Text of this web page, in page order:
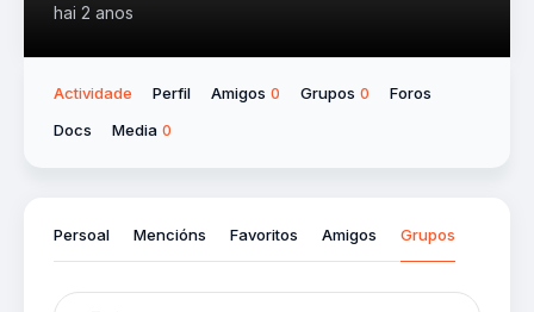
hai 2 anos
Actividade Perfil Amigos 0 Grupos 0
Foros
Docs
Media 0
Persoal Mencións Favoritos Amigos Grupos